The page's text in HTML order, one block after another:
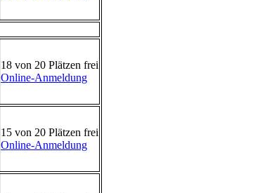
18 von 20 Plätzen frei
Online-Anmeldung
15 von 20 Plätzen frei
Online-Anmeldung